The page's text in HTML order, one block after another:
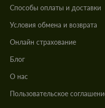
Cпособы оплаты и доставки
Условия обмена и возврата
Онлайн страхование
Блог
О нас
Пользовательское